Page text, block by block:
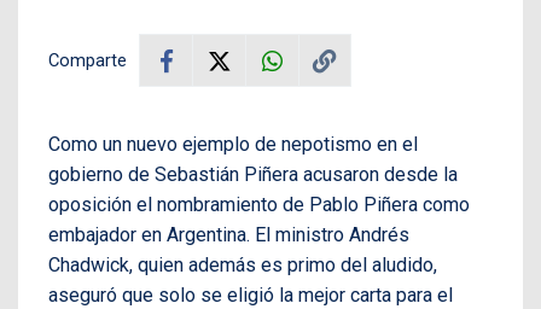
Comparte
Como un nuevo ejemplo de nepotismo en el
gobierno de Sebastián Piñera acusaron desde la
oposición el nombramiento de Pablo Piñera como
embajador en Argentina. El ministro Andrés
Chadwick, quien además es primo del aludido,
aseguró que solo se eligió la mejor carta para el